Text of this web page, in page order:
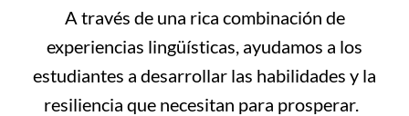
A través de una rica combinación de
experiencias lingüísticas, ayudamos a los
estudiantes a desarrollar las habilidades y la
resiliencia que necesitan para prosperar.